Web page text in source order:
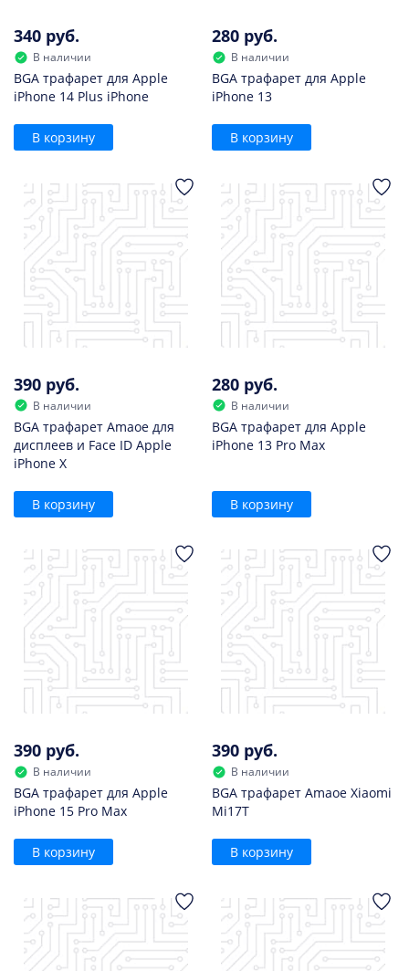
340 руб.
В наличии
BGA трафарет для Apple
iPhone 14 Plus iPhone
В корзину
280 руб.
В наличии
BGA трафарет для Apple
iPhone 13
В корзину
390 руб.
В наличии
BGA трафарет Amaoe для
дисплеев и Face ID Apple
iPhone X
В корзину
280 руб.
В наличии
BGA трафарет для Apple
iPhone 13 Pro Max
В корзину
390 руб.
В наличии
BGA трафарет для Apple
iPhone 15 Pro Max
В корзину
390 руб.
В наличии
BGA трафарет Amaoe Xiaomi
Mi17T
В корзину